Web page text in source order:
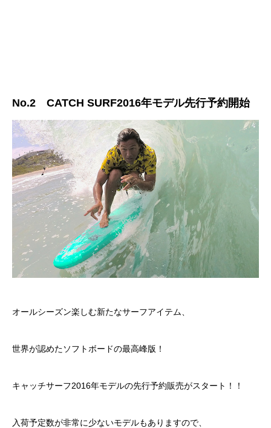
No.2 CATCH SURF2016年モデル先行予約開始
オールシーズン楽しむ新たなサーフアイテム、
世界が認めたソフトボードの最高峰版！
キャッチサーフ2016年モデルの先行予約販売がスタート！！
入荷予定数が非常に少ないモデルもありますので、